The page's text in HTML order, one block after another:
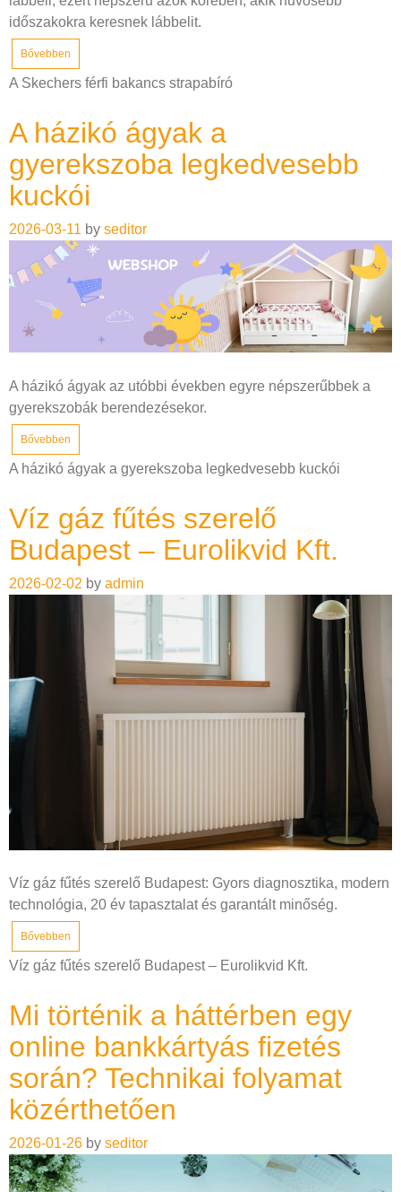
időszakokra keresnek lábbelit.
Bővebben
A Skechers férfi bakancs strapabíró
A házikó ágyak a
gyerekszoba legkedvesebb
kuckói
2026-03-11 by seditor
A házikó ágyak az utóbbi években egyre népszerűbbek a
gyerekszobák berendezésekor.
Bővebben
A házikó ágyak a gyerekszoba legkedvesebb kuckói
Víz gáz fűtés szerelő
Budapest – Eurolikvid Kft.
2026-02-02 by admin
Víz gáz fűtés szerelő Budapest: Gyors diagnosztika, modern
technológia, 20 év tapasztalat és garantált minőség.
Bővebben
Víz gáz fűtés szerelő Budapest – Eurolikvid Kft.
Mi történik a háttérben egy
online bankkártyás fizetés
során? Technikai folyamat
közérthetően
2026-01-26 by seditor